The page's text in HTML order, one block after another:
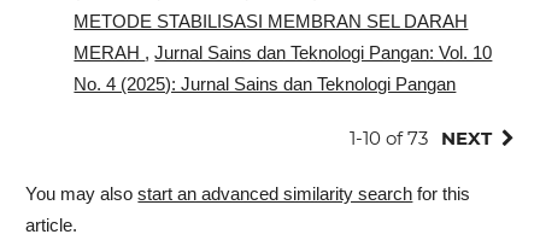
METODE STABILISASI MEMBRAN SEL DARAH
MERAH ,Jurnal Sains dan Teknologi Pangan: Vol. 10
No. 4 (2025): Jurnal Sains dan Teknologi Pangan
1-10 of 73 NEXT
You may alsostart an advanced similarity search for this
article.